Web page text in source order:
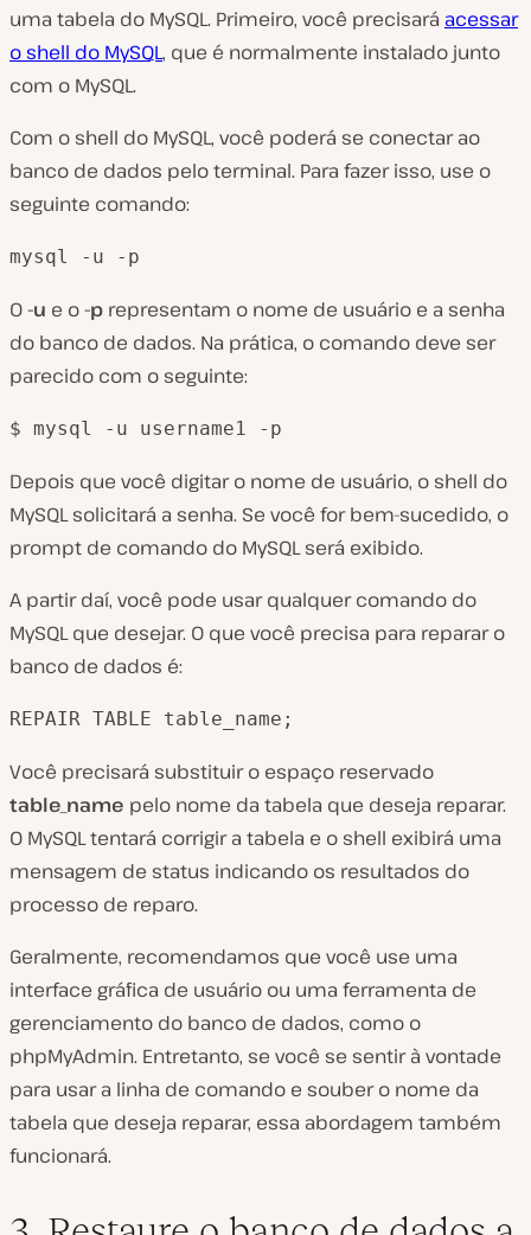
uma tabela do MySQL. Primeiro, você precisará acessar
o shell do MySQL, que é normalmente instalado junto
com o MySQL.
Com o shell do MySQL, você poderá se conectar ao
banco de dados pelo terminal. Para fazer isso, use o
seguinte comando:
mysql -u -p
O-u e o-p representam o nome de usuário e a senha
do banco de dados. Na prática, o comando deve ser
parecido com o seguinte:
$ mysql -u username1 -p
Depois que você digitar o nome de usuário, o shell do
MySQL solicitará a senha. Se você for bem-sucedido, o
prompt de comando do MySQL será exibido.
A partir daí, você pode usar qualquer comando do
MySQL que desejar. O que você precisa para reparar o
banco de dados é:
REPAIR TABLE table_name;
Você precisará substituir o espaço reservado
table_name pelo nome da tabela que deseja reparar.
O MySQL tentará corrigir a tabela e o shell exibirá uma
mensagem de status indicando os resultados do
processo de reparo.
Geralmente, recomendamos que você use uma
interface gráfica de usuário ou uma ferramenta de
gerenciamento do banco de dados, como o
phpMyAdmin. Entretanto, se você se sentir à vontade
para usar a linha de comando e souber o nome da
tabela que deseja reparar, essa abordagem também
funcionará.